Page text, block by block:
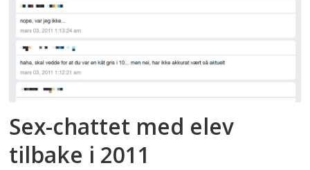
Sex-chattet med elev
tilbake i 2011